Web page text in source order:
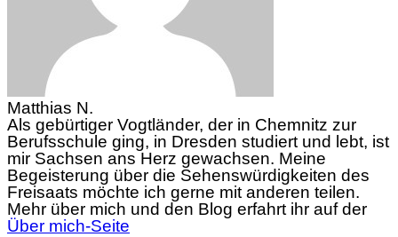
Matthias N.
Als gebürtiger Vogtländer, der in Chemnitz zur
Berufsschule ging, in Dresden studiert und lebt, ist
mir Sachsen ans Herz gewachsen. Meine
Begeisterung über die Sehenswürdigkeiten des
Freisaats möchte ich gerne mit anderen teilen.
Mehr über mich und den Blog erfahrt ihr auf der
Über mich-Seite